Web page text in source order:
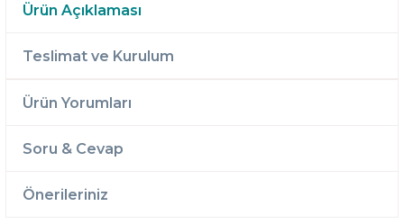
Ürün Açıklaması
Teslimat ve Kurulum
Ürün Yorumları
Soru & Cevap
Önerileriniz